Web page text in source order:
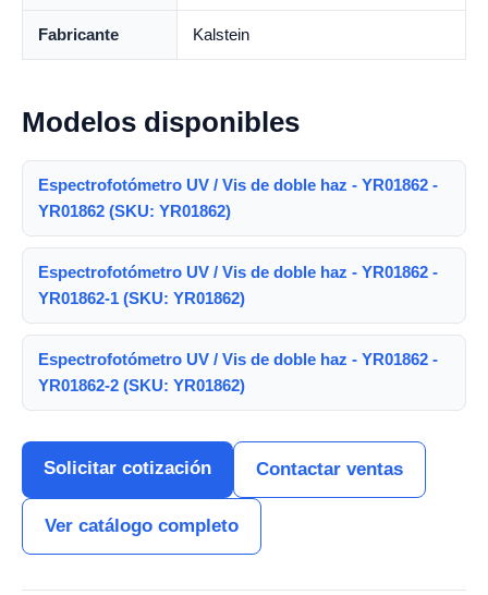
Fabricante Kalstein
Modelos disponibles
Espectrofotómetro UV / Vis de doble haz - YR01862 -
YR01862 (SKU: YR01862)
Espectrofotómetro UV / Vis de doble haz - YR01862 -
YR01862-1 (SKU: YR01862)
Espectrofotómetro UV / Vis de doble haz - YR01862 -
YR01862-2 (SKU: YR01862)
Solicitar cotización Contactar ventas
Ver catálogo completo